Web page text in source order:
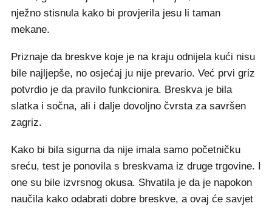
nježno stisnula kako bi provjerila jesu li taman
mekane.
Priznaje da breskve koje je na kraju odnijela kući nisu
bile najljepše, no osjećaj ju nije prevario. Već prvi griz
potvrdio je da pravilo funkcionira. Breskva je bila
slatka i sočna, ali i dalje dovoljno čvrsta za savršen
zagriz.
Kako bi bila sigurna da nije imala samo početničku
sreću, test je ponovila s breskvama iz druge trgovine. I
one su bile izvrsnog okusa. Shvatila je da je napokon
naučila kako odabrati dobre breskve, a ovaj će savjet